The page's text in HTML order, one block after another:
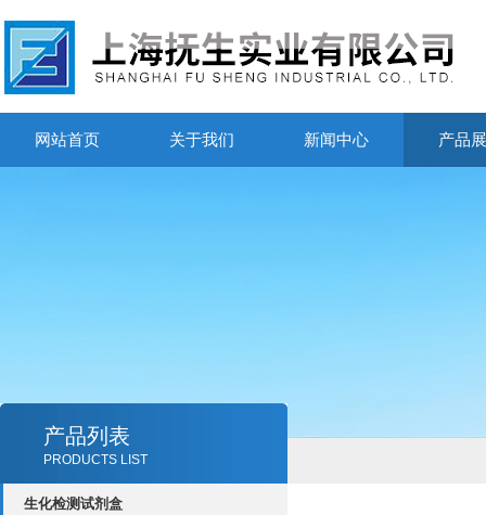
网站首页 关于我们 新闻中心 产品
产品列表
PRODUCTS LIST
生化检测试剂盒